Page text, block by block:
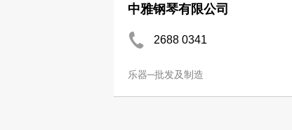
中雅钢琴有限公司
2688 0341
乐器─批发及制造